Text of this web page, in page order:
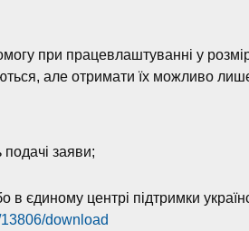
при працевлаштуванні у
але отримати їх можливо
заяви;
в єдиному центрі підтримки
download